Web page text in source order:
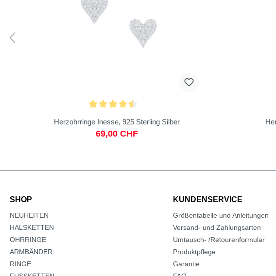
Herzohrringe Inesse, 925 Sterling Silber
69,00 CHF
SHOP
NEUHEITEN
HALSKETTEN
OHRRINGE
ARMBÄNDER
RINGE
KUNDENSERVICE
Größentabelle und Anleitungen
Versand- und Zahlungsarten
Umtausch- /Retourenformular
Produktpflege
Garantie